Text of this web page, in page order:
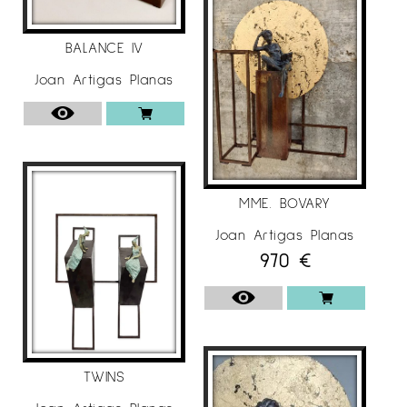
Almoneda, Galería María Aguilar (Madrid)
Arte Nordic, Galerie Rasmus (Copenhague,
Dinamarca)
North Art Fair, Gallerie Rasmus (Aalborg,
Dinamarca)
Copenhague, Gallerie Rasmus (Copenhague,
Dinamarca)
Galleri NP33 (Norrköping, Suecia) Solo exhibition
Donostiartean, Ispilu Galería (San Sebastián)
ST-Arte Strasbourg, Galería María Aguilar
(Strasbourg, Francia)
Arte 3F Luxembourg, Galería María Aguilar
(Luxemburgo)
Galerie AbahamArt (Eindhoven, Holanda)
Almoneda (IFEMA) Galería María Aguilar (Madrid)
BALANCE IV
Joan Artigas Planas
TWINS
MME. BOVARY
Joan Artigas Planas
970 €